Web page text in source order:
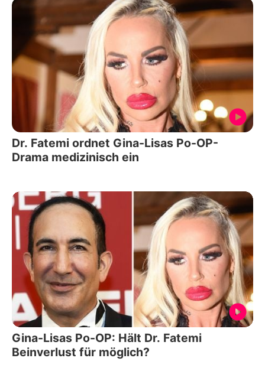
Dr. Fatemi ordnet Gina-Lisas Po-OP-
Drama medizinisch ein
Gina-Lisas Po-OP: Hält Dr. Fatemi
Beinverlust für möglich?